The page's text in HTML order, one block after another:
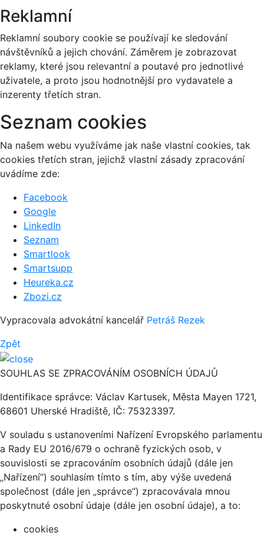
Reklamní
Reklamní soubory cookie se používají ke sledování
návštěvníků a jejich chování. Záměrem je zobrazovat
reklamy, které jsou relevantní a poutavé pro jednotlivé
uživatele, a proto jsou hodnotnější pro vydavatele a
inzerenty třetích stran.
Seznam cookies
Na našem webu využíváme jak naše vlastní cookies, tak
cookies třetích stran, jejichž vlastní zásady zpracování
uvádíme zde:
Facebook
Google
LinkedIn
Seznam
Smartlook
Smartsupp
Heureka.cz
Zbozi.cz
Vypracovala advokátní kancelář Petráš Rezek
Zpět
SOUHLAS SE ZPRACOVÁNÍM OSOBNÍCH ÚDAJŮ
Identifikace správce: Václav Kartusek, Města Mayen 1721,
68601 Uherské Hradiště, IČ: 75323397.
V souladu s ustanoveními Nařízení Evropského parlamentu
a Rady EU 2016/679 o ochraně fyzických osob, v
souvislosti se zpracováním osobních údajů (dále jen
„Nařízení“) souhlasím tímto s tím, aby výše uvedená
společnost (dále jen „správce“) zpracovávala mnou
poskytnuté osobní údaje (dále jen osobní údaje), a to:
cookies